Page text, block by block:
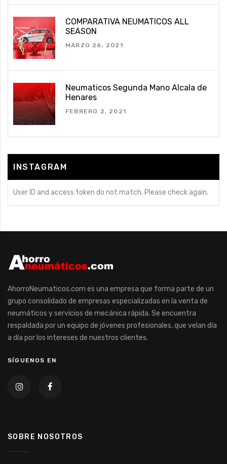
COMPARATIVA NEUMATICOS ALL
SEASON
MARZO 26, 2021
Neumaticos Segunda Mano Alcala de
Henares
FEBRERO 2, 2021
INSTAGRAM
User ID and access token do not match. Please check again.
AhorroNeumaticos.com es una empresa que forma parte de un
grupo consolidado de empresas especializadas en la venta de
neumáticos y servicios de mecánica rápida. Se encuentra
respaldada por un equipo de jóvenes profesionales, que velan día
a día por los intereses de nuestros clientes.
SÍGUENOS EN
SOBRE NOSOTROS